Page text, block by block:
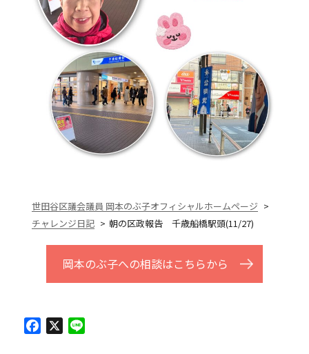
世田谷区議会議員 岡本のぶ子オフィシャルホームページ
チャレンジ日記
朝の区政報告 千歳船橋駅頭(11/27)
岡本のぶ子への相談はこちらから
Facebook